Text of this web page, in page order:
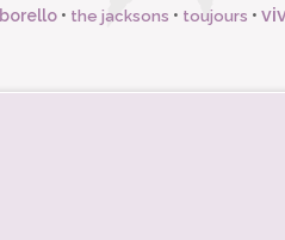
• the jacksons • toujours •